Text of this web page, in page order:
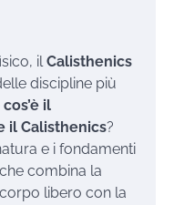
ilCalisthenics
discipline più
il
il Calisthenics?
e i fondamenti
combina la
libero con la